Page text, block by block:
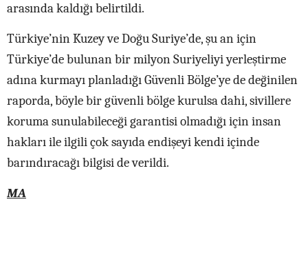
arasında kaldığı belirtildi.
Türkiye’nin Kuzey ve Doğu Suriye’de, şu an için
Türkiye’de bulunan bir milyon Suriyeliyi yerleştirme
adına kurmayı planladığı Güvenli Bölge’ye de değinilen
raporda, böyle bir güvenli bölge kurulsa dahi, sivillere
koruma sunulabileceği garantisi olmadığı için insan
hakları ile ilgili çok sayıda endişeyi kendi içinde
barındıracağı bilgisi de verildi.
MA